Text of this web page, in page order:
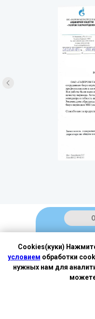
Cookies(куки)
условием обработки
нужных нам для
Мы
клиентов,
ценность!
со
прекрасно
Свыше